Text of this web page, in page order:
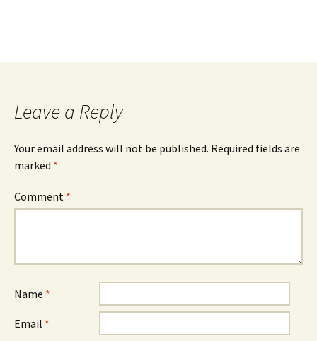
Leave a Reply
Your email address will not be published. Required fields are
marked *
Comment *
Name *
Email *